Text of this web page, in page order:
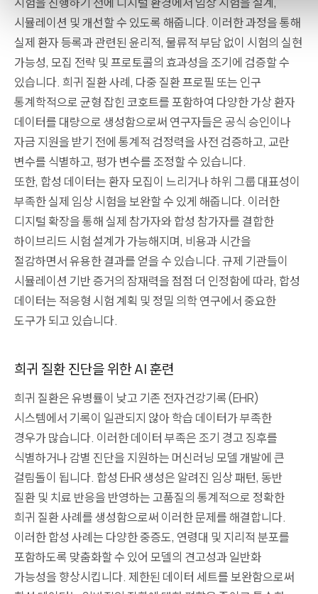
시뮬레이션 및 개선할 수 있도록 해줍니다. 이러한 과정을 통해
실제 환자 등록과 관련된 윤리적, 물류적 부담 없이 시험의 실현
가능성, 모집 전략 및 프로토콜의 효과성을 조기에 검증할 수
있습니다. 희귀 질환 사례, 다중 질환 프로필 또는 인구
통계학적으로 균형 잡힌 코호트를 포함하여 다양한 가상 환자
데이터를 대량으로 생성함으로써 연구자들은 공식 승인이나
자금 지원을 받기 전에 통계적 검정력을 사전 검증하고, 교란
변수를 식별하고, 평가 변수를 조정할 수 있습니다.
또한, 합성 데이터는 환자 모집이 느리거나 하위 그룹 대표성이
부족한 실제 임상 시험을 보완할 수 있게 해줍니다. 이러한
디지털 확장을 통해 실제 참가자와 합성 참가자를 결합한
하이브리드 시험 설계가 가능해지며, 비용과 시간을
절감하면서 유용한 결과를 얻을 수 있습니다. 규제 기관들이
시뮬레이션 기반 증거의 잠재력을 점점 더 인정함에 따라, 합성
데이터는 적응형 시험 계획 및 정밀 의학 연구에서 중요한
도구가 되고 있습니다.
희귀 질환 진단을 위한 AI 훈련
희귀 질환은 유병률이 낮고 기존 전자건강기록(EHR)
시스템에서 기록이 일관되지 않아 학습 데이터가 부족한
경우가 많습니다. 이러한 데이터 부족은 조기 경고 징후를
식별하거나 감별 진단을 지원하는 머신러닝 모델 개발에 큰
걸림돌이 됩니다. 합성 EHR 생성은 알려진 임상 패턴, 동반
질환 및 치료 반응을 반영하는 고품질의 통계적으로 정확한
희귀 질환 사례를 생성함으로써 이러한 문제를 해결합니다.
이러한 합성 사례는 다양한 중증도, 연령대 및 지리적 분포를
포함하도록 맞춤화할 수 있어 모델의 견고성과 일반화
가능성을 향상시킵니다. 제한된 데이터 세트를 보완함으로써